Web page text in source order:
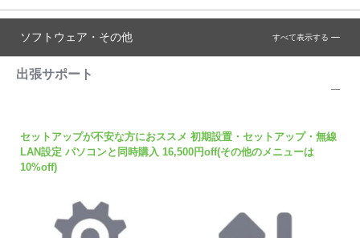
ソフトウェア・その他 すべて表示する
出張サポート
セットアップが不安な方におススメ 初期設置・セットアップ・無線
LAN設定 パソコンと同時購入 16,500円off(その他のメニューは
10%off)